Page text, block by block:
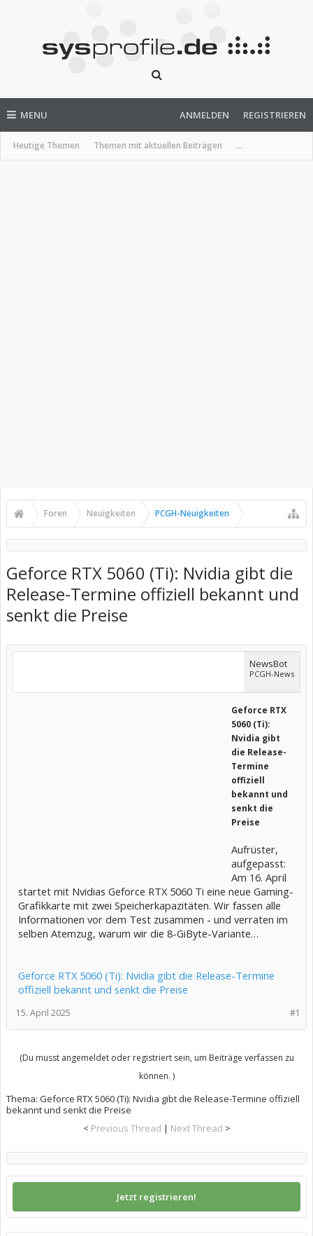
MENU
Heutige Themen Themen mit aktuellen Beiträgen ...
ANMELDEN REGISTRIEREN
Foren Neuigkeiten PCGH-Neuigkeiten
Geforce RTX 5060 (Ti): Nvidia gibt die
Release-Termine offiziell bekannt und
senkt die Preise
NewsBot
PCGH-News
Geforce RTX
5060 (Ti):
Nvidia gibt
die Release-
Termine
offiziell
bekannt und
senkt die
Preise
Aufrüster,
aufgepasst:
Am 16. April
startet mit Nvidias Geforce RTX 5060 Ti eine neue Gaming-
Grafikkarte mit zwei Speicherkapazitäten. Wir fassen alle
Informationen vor dem Test zusammen - und verraten im
selben Atemzug, warum wir die 8-GiByte-Variante…
Geforce RTX 5060 (Ti): Nvidia gibt die Release-Termine
offiziell bekannt und senkt die Preise
#1
15. April 2025
(Du musst angemeldet oder registriert sein, um Beiträge verfassen zu
können. )
Thema: Geforce RTX 5060 (Ti): Nvidia gibt die Release-Termine offiziell
bekannt und senkt die Preise
< Previous Thread | Next Thread >
Jetzt registrieren!